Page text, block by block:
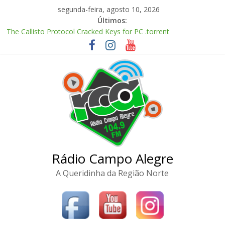
segunda-feira, agosto 10, 2026
Últimos:
The Callisto Protocol Cracked Keys for PC .torrent
Zhu Xian: Zuizhong Ji 2026 Clean Audio Extended M𝐚gn𝐞t L𝐢nk
McAfee Visual Trace Activated (x64) Reddit
Marvel’s Spider-Man Remastered Crack DODI Repack for
Meitantei Precure! Movie: Fushigi na Niwa to 2-ri no Himitsu
2026 MKV English/Japanese Complete Torr𝐞nt
Rádio Campo Alegre
A Queridinha da Região Norte